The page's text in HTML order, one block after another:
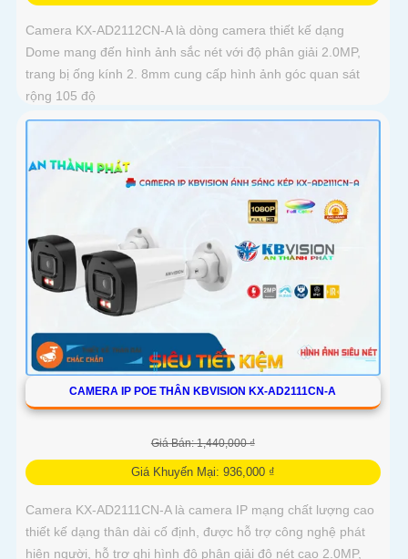
Camera KX-AD2112CN-A là dòng camera thiết kế dạng
Dome mang đến hình ảnh sắc nét với độ phân giải 2.0MP,
trang bị ống kính 2. 8mm cung cấp hình ảnh góc quan sát
rộng 105 độ
CAMERA IP POE THÂN KBVISION KX-AD2111CN-A
Giá Bán: 1,440,000 ₫
Giá Khuyến Mại: 936,000 ₫
Camera KX-AD2111CN-A là camera IP mạng chất lượng cao
thiết kế dạng thân dài cố định, được hỗ trợ công nghệ phát
hiện người, hỗ trợ ghi hình độ phân giải độ nét cao 2.0MP,